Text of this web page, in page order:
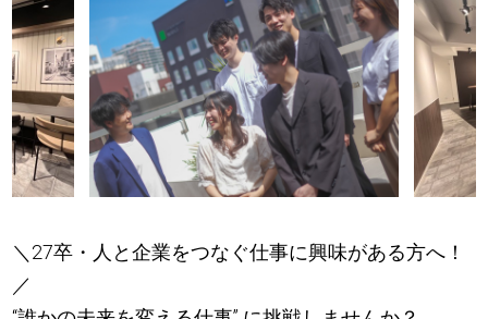
＼27卒・人と企業をつなぐ仕事に興味がある方へ！
／